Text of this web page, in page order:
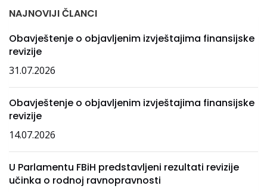
NAJNOVIJI ČLANCI
Obavještenje o objavljenim izvještajima finansijske
revizije
31.07.2026
Obavještenje o objavljenim izvještajima finansijske
revizije
14.07.2026
U Parlamentu FBiH predstavljeni rezultati revizije
učinka o rodnoj ravnopravnosti